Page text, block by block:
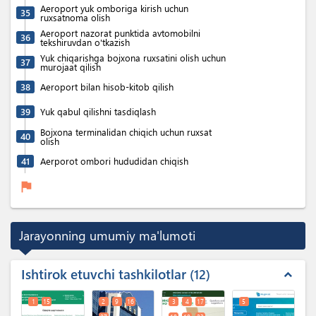
35
Aeroport yuk omboriga kirish uchun
ruxsatnoma olish
36
Aeroport nazorat punktida avtomobilni
tekshiruvdan o'tkazish
37
Yuk chiqarishga bojxona ruxsatini olish uchun
murojaat qilish
38
Aeroport bilan hisob-kitob qilish
39 Yuk qabul qilishni tasdiqlash
40 Bojxona terminalidan chiqich uchun ruxsat
olish
41
Aerporot ombori hududidan chiqish
flag
Jarayonning umumiy ma'lumoti
Ishtirok etuvchi tashkilotlar 12 expand_less
1 15 2 9
16
3 4
17
5